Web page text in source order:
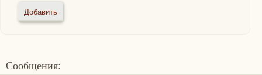
Сообщения: